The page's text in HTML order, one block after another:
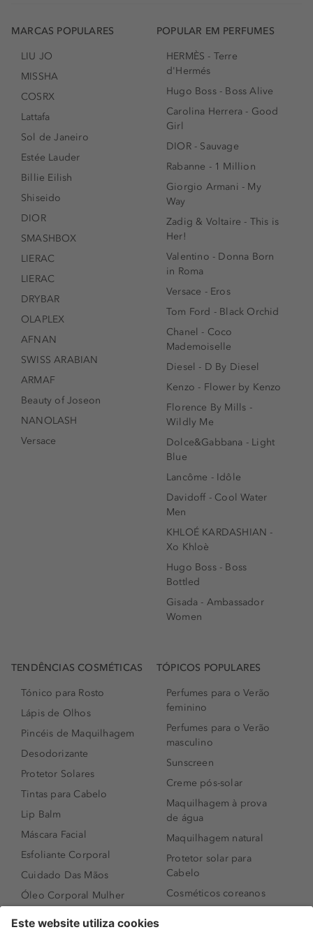
MARCAS POPULARES
LIU JO
MISSHA
COSRX
Lattafa
Sol de Janeiro
Estée Lauder
Billie Eilish
Shiseido
DIOR
SMASHBOX
LIERAC
LIERAC
DRYBAR
OLAPLEX
AFNAN
SWISS ARABIAN
ARMAF
Beauty of Joseon
NANOLASH
Versace
POPULAR EM PERFUMES
HERMÈS - Terre
d'Hermés
Hugo Boss - Boss Alive
Carolina Herrera - Good
Girl
DIOR - Sauvage
Rabanne - 1 Million
Giorgio Armani - My
Way
Zadig & Voltaire - This is
Her!
Valentino - Donna Born
in Roma
Versace - Eros
Tom Ford - Black Orchid
Chanel - Coco
Mademoiselle
Diesel - D By Diesel
Kenzo - Flower by Kenzo
Florence By Mills -
Wildly Me
Dolce&Gabbana - Light
Blue
Lancôme - Idôle
Davidoff - Cool Water
Men
KHLOÉ KARDASHIAN -
Xo Khloè
Hugo Boss - Boss
Bottled
Gisada - Ambassador
Women
TENDÊNCIAS COSMÉTICAS
Tónico para Rosto
Lápis de Olhos
Pincéis de Maquilhagem
Desodorizante
Protetor Solares
Tintas para Cabelo
Lip Balm
Máscara Facial
Esfoliante Corporal
Cuidado Das Mãos
Óleo Corporal Mulher
TÓPICOS POPULARES
Perfumes para o Verão
feminino
Perfumes para o Verão
masculino
Sunscreen
Creme pós-solar
Maquilhagem à prova
de água
Maquilhagem natural
Protetor solar para
Cabelo
Cosméticos coreanos